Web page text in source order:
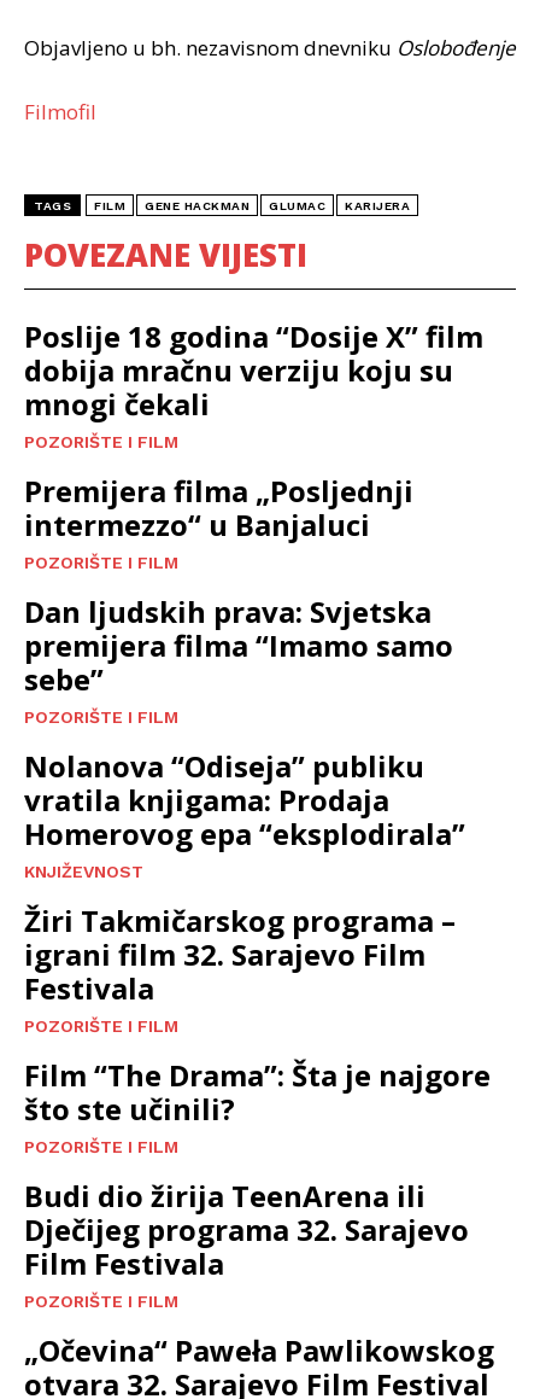
Objavljeno u bh. nezavisnom dnevniku Oslobođenje
Filmofil
TAGS FILM GENE HACKMAN GLUMAC KARIJERA
POVEZANE VIJESTI
Poslije 18 godina “Dosije X” film
dobija mračnu verziju koju su
mnogi čekali
POZORIŠTE I FILM
Premijera filma „Posljednji
intermezzo“ u Banjaluci
POZORIŠTE I FILM
Dan ljudskih prava: Svjetska
premijera filma “Imamo samo
sebe”
POZORIŠTE I FILM
Nolanova “Odiseja” publiku
vratila knjigama: Prodaja
Homerovog epa “eksplodirala”
KNJIŽEVNOST
Žiri Takmičarskog programa –
igrani film 32. Sarajevo Film
Festivala
POZORIŠTE I FILM
Film “The Drama”: Šta je najgore
što ste učinili?
POZORIŠTE I FILM
Budi dio žirija TeenArena ili
Dječijeg programa 32. Sarajevo
Film Festivala
POZORIŠTE I FILM
„Očevina“ Paweła Pawlikowskog
otvara 32. Sarajevo Film Festival